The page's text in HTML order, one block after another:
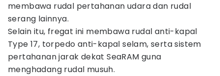
membawa rudal pertahanan udara dan rudal
serang lainnya.
Selain itu, fregat ini membawa rudal anti-kapal
Type 17, torpedo anti-kapal selam, serta sistem
pertahanan jarak dekat SeaRAM guna
menghadang rudal musuh.